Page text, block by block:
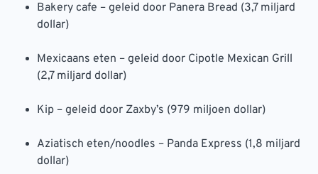
Bakery cafe – geleid door Panera Bread (3,7 miljard
dollar)
Mexicaans eten – geleid door Cipotle Mexican Grill
(2,7 miljard dollar)
Kip – geleid door Zaxby’s (979 miljoen dollar)
Aziatisch eten/noodles – Panda Express (1,8 miljard
dollar)